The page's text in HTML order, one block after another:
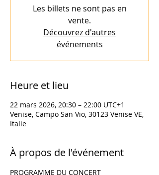
Les billets ne sont pas en
vente.
Découvrez d'autres
événements
Heure et lieu
22 mars 2026, 20:30 – 22:00 UTC+1
Venise, Campo San Vio, 30123 Venise VE,
Italie
À propos de l'événement
PROGRAMME DU CONCERT